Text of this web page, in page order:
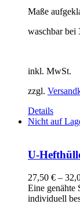
Maße
waschbar bei
inkl. MwSt.
zzgl.
Details
Nicht auf
U-
27,50 € –
Eine genähte
individuell